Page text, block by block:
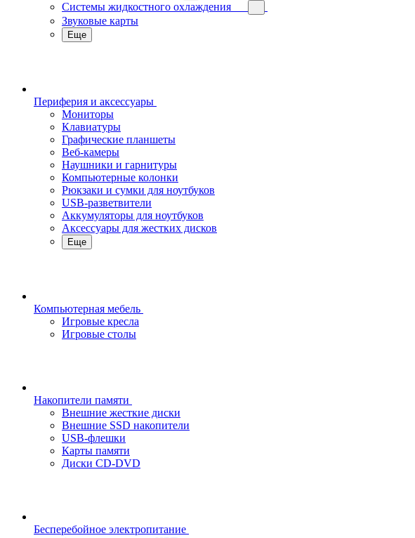
Системы жидкостного охлаждения
Звуковые карты
Еще
Периферия и аксессуары
Мониторы
Клавиатуры
Графические планшеты
Веб-камеры
Наушники и гарнитуры
Компьютерные колонки
Рюкзаки и сумки для ноутбуков
USB-разветвители
Аккумуляторы для ноутбуков
Аксессуары для жестких дисков
Еще
Компьютерная мебель
Игровые кресла
Игровые столы
Накопители памяти
Внешние жесткие диски
Внешние SSD накопители
USB-флешки
Карты памяти
Диски CD-DVD
Бесперебойное электропитание